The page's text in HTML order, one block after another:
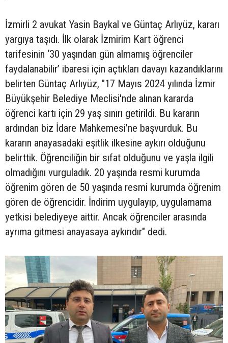
İzmirli 2 avukat Yasin Baykal ve Güntaç Arlıyüz, kararı
yargıya taşıdı. İlk olarak İzmirim Kart öğrenci
tarifesinin ‘30 yaşından gün almamış öğrenciler
faydalanabilir’ ibaresi için açtıkları davayı kazandıklarını
belirten Güntaç Arlıyüz, "17 Mayıs 2024 yılında İzmir
Büyükşehir Belediye Meclisi'nde alınan kararda
öğrenci kartı için 29 yaş sınırı getirildi. Bu kararın
ardından biz İdare Mahkemesi’ne başvurduk. Bu
kararın anayasadaki eşitlik ilkesine aykırı olduğunu
belirttik. Öğrenciliğin bir sıfat olduğunu ve yaşla ilgili
olmadığını vurguladık. 20 yaşında resmi kurumda
öğrenim gören de 50 yaşında resmi kurumda öğrenim
gören de öğrencidir. İndirim uygulayıp, uygulamama
yetkisi belediyeye aittir. Ancak öğrenciler arasında
ayrıma gitmesi anayasaya aykırıdır" dedi.